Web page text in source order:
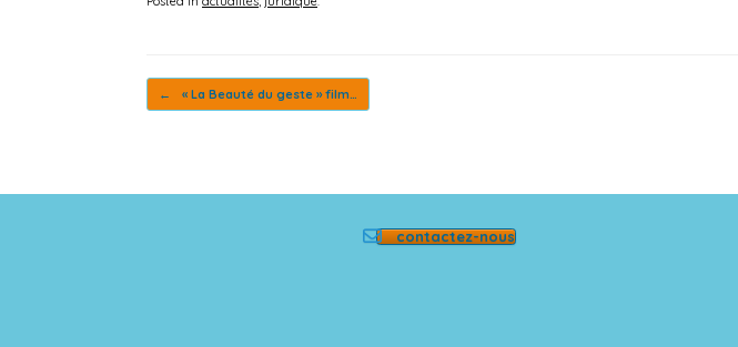
Post navigation
← « La Beauté du geste » film…
contactez-nous